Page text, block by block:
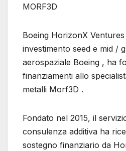
MORF3D
Boeing HorizonX
investimento seed e mid /
aerospaziale Boeing , ha
finanziamenti allo
metalli Morf3D .
Fondato nel 2015, il
consulenza additiva ha
sostegno finanziario da